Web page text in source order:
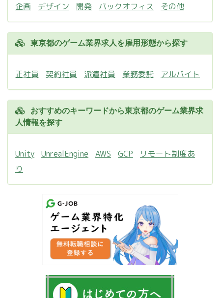
企画 デザイン 開発 バックオフィス その他
東京都のゲーム業界求人を雇用形態から探す
正社員 契約社員 派遣社員 業務委託 アルバイト
おすすめのキーワードから東京都のゲーム業界求
人情報を探す
Unity UnrealEngine AWS GCP
リモート制度あ
り